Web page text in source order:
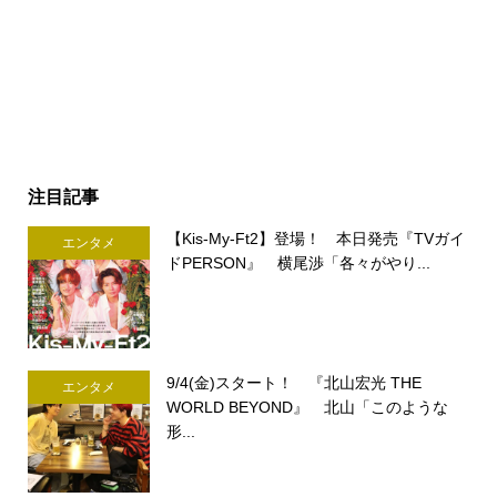
注目記事
エンタメ
【Kis-My-Ft2】登場！ 本日発売『TVガイ
ドPERSON』 横尾渉「各々がやり...
エンタメ
9/4(金)スタート！ 『北山宏光 THE
WORLD BEYOND』 北山「このような
形...